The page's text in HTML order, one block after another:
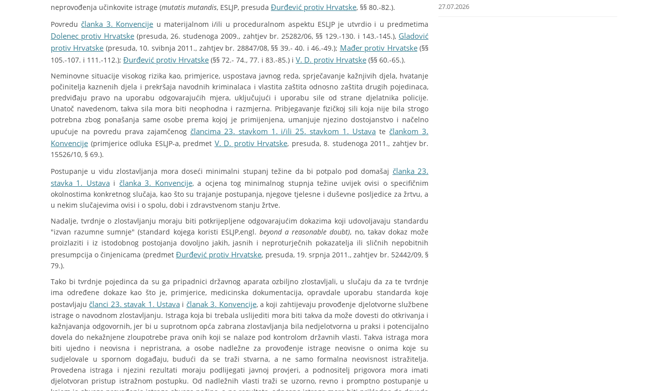
neprovođenja učinkovite istrage (mutatis mutandis, ESLJP, presuda Đurđević protiv Hrvatske, §§ 80.-82.).
Povredu članka 3. Konvencije u materijalnom i/ili u proceduralnom aspektu ESLJP je utvrdio i u predmetima
Dolenec protiv Hrvatske (presuda, 26. studenoga 2009., zahtjev br. 25282/06, §§ 129.-130. i 143.-145.), Gladović
protiv Hrvatske (presuda, 10. svibnja 2011., zahtjev br. 28847/08, §§ 39.- 40. i 46.-49.); Mađer protiv Hrvatske(§§
105.-107. i 111.-112.); Đurđević protiv Hrvatske (§§ 72.- 74., 77. i 83.-85.) i V. D. protiv Hrvatske (§§ 60.-65.).
Neminovne situacije visokog rizika kao, primjerice, uspostava javnog reda, sprječavanje kažnjivih djela, hvatanje
počinitelja kaznenih djela i prekršaja navodnih kriminalaca i vlastita zaštita odnosno zaštita drugih pojedinaca,
predviđaju pravo na uporabu odgovarajućih mjera, uključujući i uporabu sile od strane djelatnika policije.
Unatoč navedenom, takva sila mora biti neophodna i razmjerna. Pribjegavanje fizičkoj sili koja nije bila strogo
potrebna zbog ponašanja same osobe prema kojoj je primijenjena, umanjuje njezino dostojanstvo i načelno
upućuje na povredu prava zajamčenog člancima 23. stavkom 1. i/ili 25. stavkom 1. Ustava te člankom 3.
Konvencije (primjerice odluka ESLJP-a, predmet V. D. protiv Hrvatske, presuda, 8. studenoga 2011., zahtjev br.
15526/10, § 69.).
Postupanje u vidu zlostavljanja mora doseći minimalni stupanj težine da bi potpalo pod domašaj članka 23.
stavka 1. Ustavai članka 3. Konvencije, a ocjena tog minimalnog stupnja težine uvijek ovisi o specifičnim
okolnostima konkretnog slučaja, kao što su trajanje postupanja, njegove tjelesne i duševne posljedice za žrtvu, a
u nekim slučajevima ovisi i o spolu, dobi i zdravstvenom stanju žrtve.
Nadalje, tvrdnje o zlostavljanju moraju biti potkrijepljene odgovarajućim dokazima koji udovoljavaju standardu
"izvan razumne sumnje" (standard kojega koristi ESLJP,engl. beyond a reasonable doubt), no, takav dokaz može
proizlaziti i iz istodobnog postojanja dovoljno jakih, jasnih i neproturječnih pokazatelja ili sličnih nepobitnih
presumpcija o činjenicama (predmet Đurđević protiv Hrvatske, presuda, 19. srpnja 2011., zahtjev br. 52442/09, §
79.).
Tako bi tvrdnje pojedinca da su ga pripadnici državnog aparata ozbiljno zlostavljali, u slučaju da za te tvrdnje
ima određene dokaze kao što je, primjerice, medicinska dokumentacija, opravdale uporabu standarda koje
postavljaju članci 23. stavak 1. Ustava i članak 3. Konvencije, a koji zahtijevaju provođenje djelotvorne službene
istrage o navodnom zlostavljanju. Istraga koja bi trebala uslijediti mora biti takva da može dovesti do otkrivanja i
kažnjavanja odgovornih, jer bi u suprotnom opća zabrana zlostavljanja bila nedjelotvorna u praksi i potencijalno
dovela do nekažnjene zloupotrebe prava onih koji se nalaze pod kontrolom državnih vlasti. Takva istraga mora
biti ujedno i neovisna i nepristrana, a osobe nadležne za provođenje istrage neovisne o onima koje su
sudjelovale u spornom događaju, budući da se traži stvarna, a ne samo formalna neovisnost istražitelja.
Provedena istraga i njezini rezultati moraju podlijegati javnoj provjeri, a podnositelj prigovora mora imati
djelotvoran pristup istražnom postupku. Od nadležnih vlasti traži se uzorno, revno i promptno postupanje u
27.07.2026